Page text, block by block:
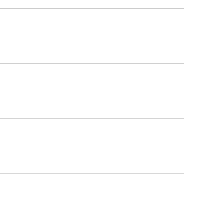
lapsille. Tiedustele
tarkemmin paikan